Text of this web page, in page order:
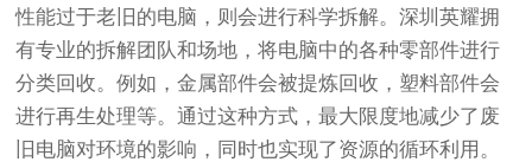
性能过于老旧的电脑，则会进行科学拆解。深圳英耀拥
有专业的拆解团队和场地，将电脑中的各种零部件进行
分类回收。例如，金属部件会被提炼回收，塑料部件会
进行再生处理等。通过这种方式，最大限度地减少了废
旧电脑对环境的影响，同时也实现了资源的循环利用。